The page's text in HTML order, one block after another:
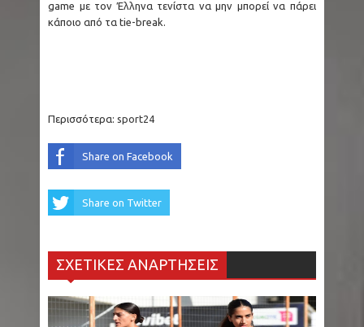
game με τον Έλληνα τενίστα να μην μπορεί να πάρει
κάποιο από τα tie-break.
Περισσότερα: sport24
Share on Facebook
Share on Twitter
ΣΧΕΤΙΚΕΣ ΑΝΑΡΤΗΣΕΙΣ